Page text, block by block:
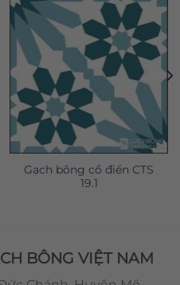
Gạch bông cổ điển CTS
19.1
BÔNG VIỆT NAM